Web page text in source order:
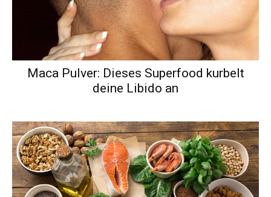
Maca Pulver: Dieses Superfood kurbelt
deine Libido an